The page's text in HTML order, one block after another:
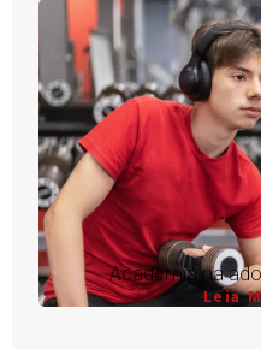
Academia na
Leia